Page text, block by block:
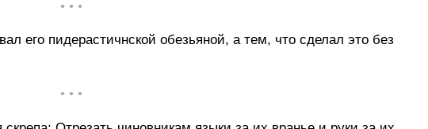
• • •
его пидерастичнской обезьяной, а тем, что сделал это без
• • •